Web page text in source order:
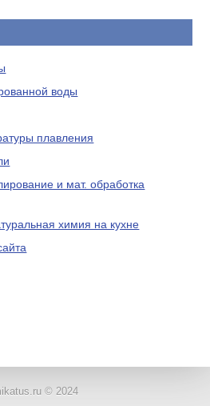
воды
плавления
и мат. обработка
химия на кухне
© 2024